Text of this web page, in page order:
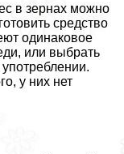
в зернах можно
средство
одинаковое
или выбрать
у них нет